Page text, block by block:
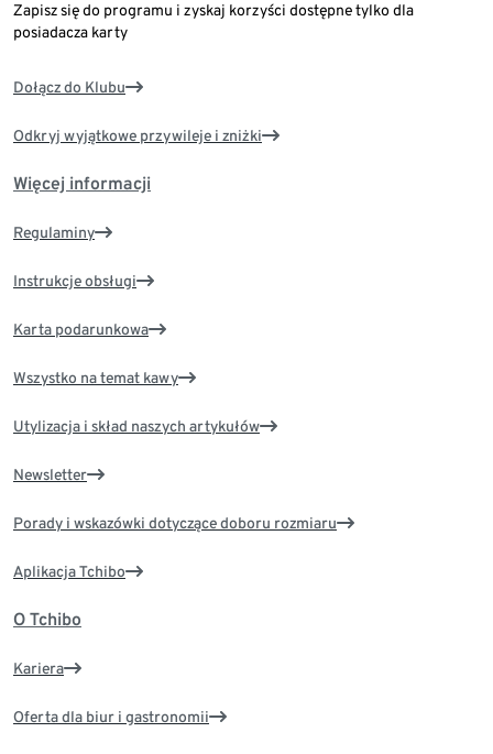
Zapisz się do programu i zyskaj korzyści dostępne tylko dla
posiadacza karty
Dołącz do Klubu
Odkryj wyjątkowe przywileje i zniżki
Więcej informacji
Regulaminy
Instrukcje obsługi
Karta podarunkowa
Wszystko na temat kawy
Utylizacja i skład naszych artykułów
Newsletter
Porady i wskazówki dotyczące doboru rozmiaru
Aplikacja Tchibo
O Tchibo
Kariera
Oferta dla biur i gastronomii